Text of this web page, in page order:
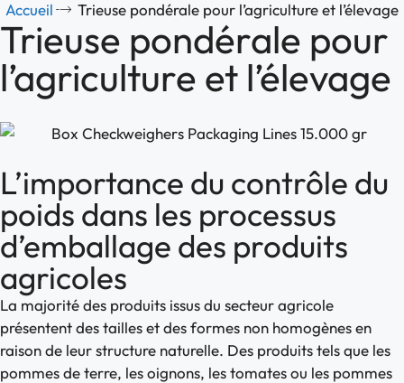
Accueil Trieuse pondérale pour l’agriculture et l’élevage
Trieuse pondérale pour
l’agriculture et l’élevage
L’importance du contrôle du
poids dans les processus
d’emballage des produits
agricoles
La majorité des produits issus du secteur agricole
présentent des tailles et des formes non homogènes en
raison de leur structure naturelle. Des produits tels que les
pommes de terre, les oignons, les tomates ou les pommes